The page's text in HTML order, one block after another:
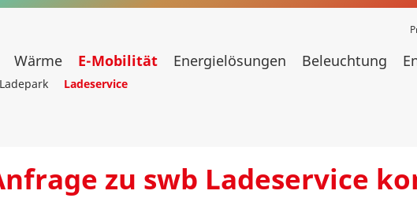
Wärme E-Mobilität Energielösungen Beleuchtung
Ladepark Ladeservice
zu swb Ladeservice